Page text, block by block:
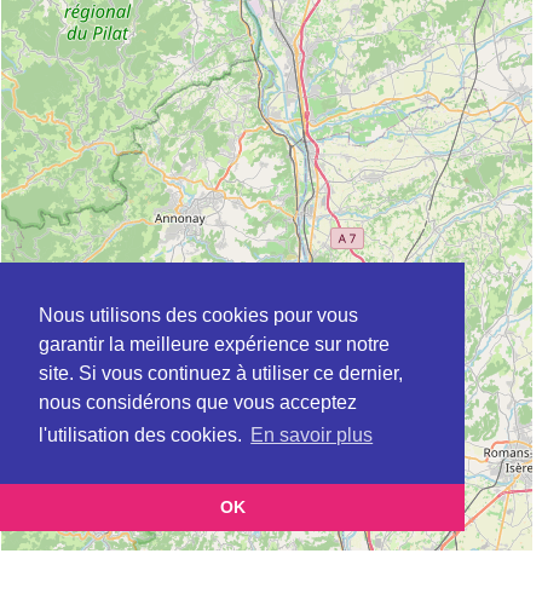
Nous utilisons des cookies pour vous
garantir la meilleure expérience sur notre
site. Si vous continuez à utiliser ce dernier,
nous considérons que vous acceptez
l'utilisation des cookies. En savoir plus
OK